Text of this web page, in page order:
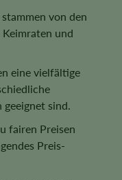
von den
und
eine vielfältige
geeignet sind.
fairen Preisen
Preis-